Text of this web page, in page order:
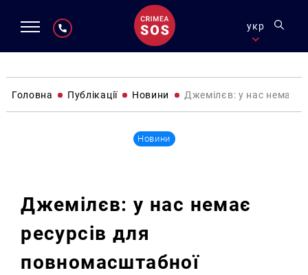
укр
Головна Публікації Новини Джемілєв: у нас немає
Новини
Джемілєв: у нас немає
ресурсів для
повномасштабної